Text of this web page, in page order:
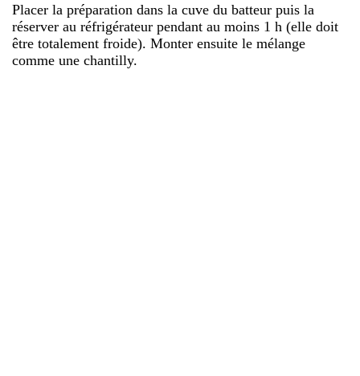
Placer la préparation dans la cuve du batteur puis la
réserver au réfrigérateur pendant au moins 1 h (elle doit
être totalement froide). Monter ensuite le mélange
comme une chantilly.